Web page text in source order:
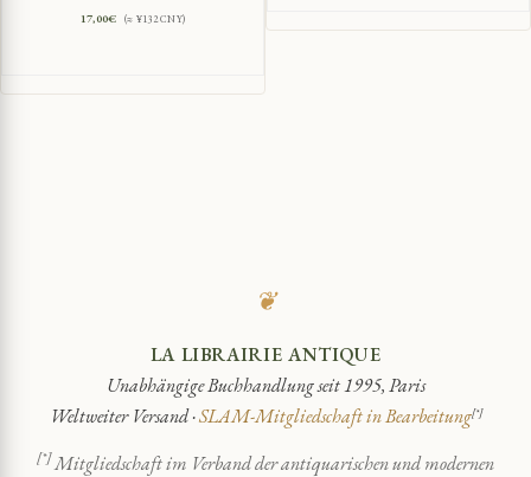
17,00€ (≈ ¥132 CNY)
❦
LA LIBRAIRIE ANTIQUE
Unabhängige Buchhandlung seit 1995, Paris
Weltweiter Versand ·SLAM-Mitgliedschaft in Bearbeitung[*]
[*]Mitgliedschaft im Verband der antiquarischen und modernen